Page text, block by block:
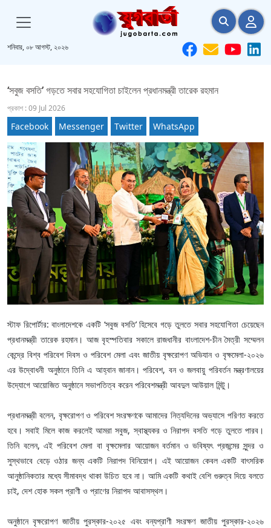
শনিবার, ০৮ আগস্ট, ২০২৬
‘সবুজ বসতি’ গড়তে সবার সহযোগিতা চাইলেন প্রধানমন্ত্রী তারেক রহমান
প্রকাশ : 09 Jul 2026
Facebook Messenger Twitter WhatsApp
স্টাফ রিপোর্টার: বাংলাদেশকে একটি ‘সবুজ বসতি’ হিসেবে গড়ে তুলতে সবার সহযোগিতা চেয়েছেন
প্রধানমন্ত্রী তারেক রহমান। আজ বৃহস্পতিবার সকালে রাজধানীর বাংলাদেশ-চীন মৈত্রী সম্মেলন
কেন্দ্রে বিশ্ব পরিবেশ দিবস ও পরিবেশ মেলা এবং জাতীয় বৃক্ষরোপণ অভিযান ও বৃক্ষমেলা-২০২৬
এর উদ্বোধনী অনুষ্ঠানে তিনি এ আহ্বান জানান। পরিবেশ, বন ও জলবায়ু পরিবর্তন মন্ত্রণালয়ের
উদ্যোগে আয়োজিত অনুষ্ঠানে সভাপতিত্ব করেন পরিবেশমন্ত্রী আবদুল আউয়াল মিন্টু।
প্রধানমন্ত্রী বলেন, বৃক্ষরোপণ ও পরিবেশ সংরক্ষণকে আমাদের নিত্যদিনের অভ্যাসে পরিণত করতে
হবে। সবাই মিলে কাজ করলেই আমরা সবুজ, স্বাস্থ্যকর ও নিরাপদ বসতি গড়ে তুলতে পারব।
তিনি বলেন, এই পরিবেশ মেলা বা বৃক্ষমেলার আয়োজন বর্তমান ও ভবিষ্যৎ প্রজন্মের সুন্দর ও
সুস্থভাবে বেড়ে ওঠার জন্য একটি নিরাপদ বিনিয়োগ। এই আয়োজন কেবল একটি বাৎসরিক
আনুষ্ঠানিকতার মধ্যে সীমাবদ্ধ থাকা উচিত হবে না। আমি একটি কথাই বেশি গুরুত্ব দিয়ে বলতে
চাই, দেশ হোক সকল প্রাণী ও প্রাণের নিরাপদ আবাসস্থল।
অনুষ্ঠানে বৃক্ষরোপণ জাতীয় পুরস্কার-২০২৫ এবং বন্যপ্রাণী সংরক্ষণ জাতীয় পুরস্কার-২০২৬